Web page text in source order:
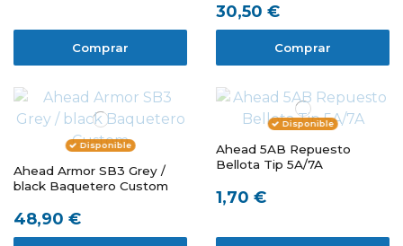
Comprar
30,50 €
Comprar
Disponible
Ahead Armor SB3 Grey /
black Baquetero Custom
48,90 €
Disponible
Ahead 5AB Repuesto
Bellota Tip 5A/7A
1,70 €